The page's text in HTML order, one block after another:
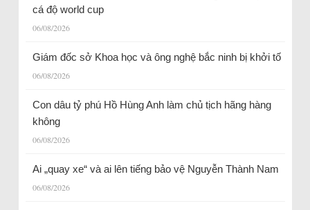
cá độ world cup
06/08/2026
Giám đốc sở Khoa học và ông nghệ bắc ninh bị khởi tố
06/08/2026
Con dâu tỷ phú Hồ Hùng Anh làm chủ tịch hãng hàng
không
06/08/2026
Ai „quay xe“ và ai lên tiếng bảo vệ Nguyễn Thành Nam
06/08/2026